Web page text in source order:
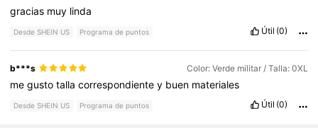
gracias muy linda
Desde SHEIN US Programa de puntos Útil (0)
b***s Color: Verde militar / Talla: 0XL
megustotallacorrespondientey buen materiales
Desde SHEIN US Programa de puntos Útil (0)